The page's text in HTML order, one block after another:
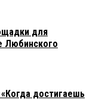
для
Любинского
достигаешь